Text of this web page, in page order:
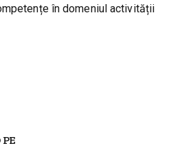
în domeniul activității